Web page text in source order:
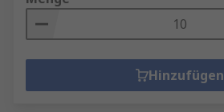
Hinzufügen